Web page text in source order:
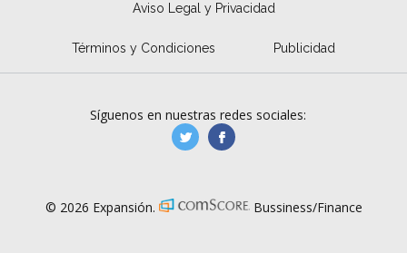
Aviso Legal y Privacidad
Términos y Condiciones Publicidad
Síguenos en nuestras redes sociales:
manufacturaGE
© 2026 Expansión. Bussiness/Finance